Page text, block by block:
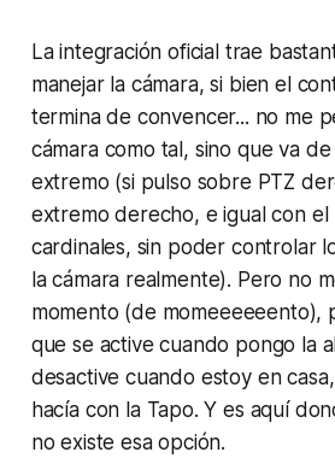
La integración oficial trae
manejar la cámara, si bien el
termina de convencer... no me
cámara como tal, sino que va
extremo (si pulso sobre PTZ
extremo derecho, e igual con
cardinales, sin poder controlar
la cámara realmente). Pero no
momento (de momeeeeeento),
que se active cuando pongo la
desactive cuando estoy en
hacía con la Tapo. Y es aquí
no existe esa opción.